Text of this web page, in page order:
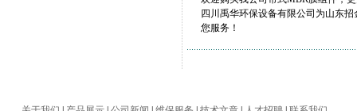
四川禹华环保设备有限公司为山东
您服务！